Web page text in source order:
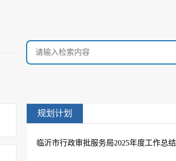
规划计划
临沂市行政审批服务局2025年度工作总结